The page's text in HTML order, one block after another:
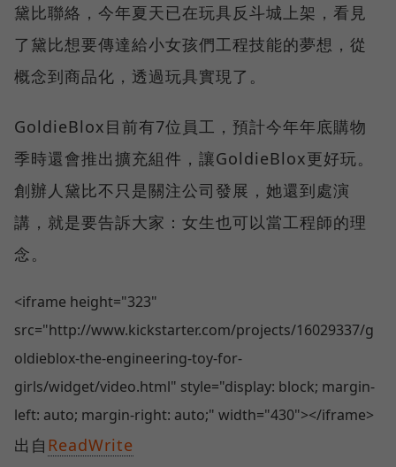
黛比聯絡，今年夏天已在玩具反斗城上架，看見
了黛比想要傳達給小女孩們工程技能的夢想，從
概念到商品化，透過玩具實現了。
GoldieBlox目前有7位員工，預計今年年底購物
季時還會推出擴充組件，讓GoldieBlox更好玩。
創辦人黛比不只是關注公司發展，她還到處演
講，就是要告訴大家：女生也可以當工程師的理
念。
<iframe height="323"
src="http://www.kickstarter.com/projects/16029337/g
oldieblox-the-engineering-toy-for-
girls/widget/video.html" style="display: block; margin-
left: auto; margin-right: auto;" width="430"></iframe>
出自 ReadWrite